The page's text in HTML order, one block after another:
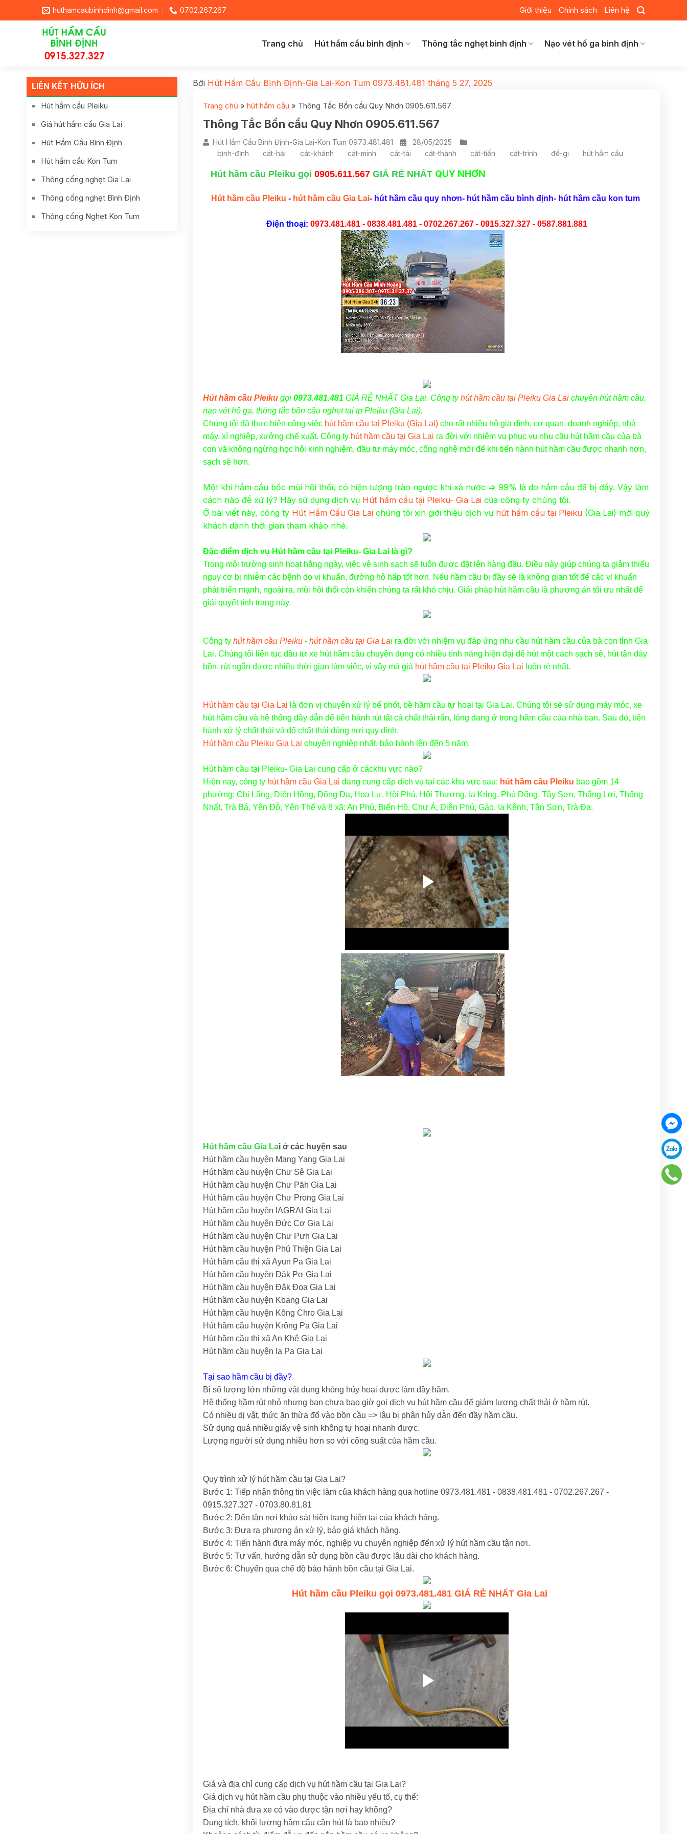
huthamcaubinhdinh@gmail.com 0702.267.267 Giới thiệu Chính sách Liên hệ
Trang chủ Hút hầm cầu bình định Thông tắc nghẹt bình định Nạo vét hố ga bình định
LIÊN KẾT HỮU ÍCH
Hút hầm cầu Pleiku
Giá hút hầm cầu Gia Lai
Hút Hầm Cầu Bình Định
Hút hầm cầu Kon Tum
Thông cống nghẹt Gia Lai
Thông cống nghẹt Bình Định
Thông cống Nghẹt Kon Tum
Bởi Hút Hầm Cầu Bình Định-Gia Lai-Kon Tum 0973.481.481 tháng 5 27, 2025
Trang chủ » hút hầm cầu » Thông Tắc Bồn cầu Quy Nhơn 0905.611.567
Thông Tắc Bồn cầu Quy Nhơn 0905.611.567
Hút Hầm Cầu Bình Định-Gia Lai-Kon Tum 0973.481.481
28/05/2025
bình-định
cát-hải cát-khánh cát-minh cát-tài cát-thành cát-tiến cát-trinh đề-gi hút hầm cầu
Hút hầm cầu Pleiku gọi 0905.611.567 GIÁ RẺ NHẤT QUY NHƠN
Hút hầm cầu Pleiku - hút hầm cầu Gia Lai- hút hầm cầu quy nhơn- hút hầm cầu bình định- hút hầm cầu kon tum
Điện thoại: 0973.481.481 - 0838.481.481 - 0702.267.267 - 0915.327.327 - 0587.881.881
Hút hầm cầu Pleiku gọi 0973.481.481 GIÁ RẺ NHẤT Gia Lai. Công tyhút hầm cầu tại Pleiku Gia Lai chuyên hút hầm cầu,
nạo vét hô ga, thông tắc bồn cầu nghẹt tại tp Pleiku (Gia Lai).
Chúng tôi đã thực hiện công việc hút hầm cầu tại Pleiku (Gia Lai) cho rất nhiều hộ gia đình, cơ quan, doanh nghiệp, nhà
máy, xí nghiệp, xưởng chế xuất. Công ty hút hầm cầu tại Gia Lai ra đời với nhiệm vụ phục vụ nhu cầu hút hầm cầu của bà
con và không ngừng học hỏi kinh nghiệm, đầu tư máy móc, công nghệ mới để khi tiến hành hút hầm cầu được nhanh hơn,
sạch sẽ hơn.
Một khi hầm cầu bốc mùi hôi thối, có hiện tượng trào ngược khi xả nước => 99% là do hầm cầu đã bị đầy. Vậy làm
cách nào để xử lý? Hãy sử dụng dịch vụ Hút hầm cầu tại Pleiku- Gia Lai của công ty chúng tôi.
Ở bài viết này, công ty Hút Hầm Cầu Gia Lai chúng tôi xin giới thiệu dịch vụ hút hầm cầu tại Pleiku (Gia Lai) mời quý
khách dành thời gian tham khảo nhé.
Đặc điểm dịch vụ Hút hầm cầu tại Pleiku- Gia Lai là gì?
Trong môi trường sinh hoạt hằng ngày, việc vệ sinh sạch sẽ luôn được đặt lên hàng đầu. Điều này giúp chúng ta giảm thiểu
nguy cơ bị nhiễm các bệnh do vi khuẩn, đường hô hấp tốt hơn. Nếu hầm cầu bị đầy sẽ là không gian tốt để các vi khuẩn
phát triển mạnh, ngoài ra, mùi hôi thối còn khiến chúng ta rất khó chịu. Giải pháp hút hầm cầu là phương án tối ưu nhất để
giải quyết tình trạng này.
Công ty hút hầm cầu Pleiku - hút hầm cầu tại Gia Lai ra đời với nhiệm vụ đáp ứng nhu cầu hút hầm cầu của bà con tỉnh Gia
Lai. Chúng tôi liên tục đầu tư xe hút hầm cầu chuyên dụng có nhiều tính năng hiện đại để hút một cách sạch sẽ, hút tận đáy
bồn, rút ngắn được nhiều thời gian làm việc, vì vậy mà giá hút hầm cầu tại Pleiku Gia Lai luôn rẻ nhất.
Hút hầm cầu tại Gia Lai là đơn vị chuyên xử lý bể phốt, bề hầm cầu tự hoại tại Gia Lai. Chúng tôi sẽ sử dụng máy móc, xe
hút hầm cầu và hệ thống dây dẫn để tiến hành rút tất cả chất thải rắn, lỏng đang ở trong hầm cầu của nhà bạn. Sau đó, tiến
hành xử lý chất thải và đổ chất thải đúng nơi quy định.
Hút hầm cầu Pleiku Gia Lai chuyên nghiệp nhất, bảo hành lên đến 5 năm.
Hút hầm cầu tại Pleiku- Gia Lai cung cấp ở cáckhu vực nào?
Hiện nay, công ty hút hầm cầu Gia Lai đang cung cấp dịch vụ tại các khu vực sau: hút hầm cầu Pleiku bao gồm 14
phường: Chi Lăng, Diên Hồng, Đống Đa, Hoa Lư, Hội Phú, Hội Thương, Ia Kring, Phù Đổng, Tây Sơn, Thắng Lợi, Thống
Nhất, Trà Bá, Yên Đỗ, Yên Thế và 8 xã: An Phú, Biển Hồ, Chư Á, Diên Phú, Gào, Ia Kênh, Tân Sơn, Trà Đa.
Hút hầm cầu Gia Lai ở các huyện sau
Hút hầm cầu huyện Mang Yang Gia Lai
Hút hầm cầu huyện Chư Sê Gia Lai
Hút hầm cầu huyện Chư Păh Gia Lai
Hút hầm cầu huyện Chư Prong Gia Lai
Hút hầm cầu huyện IAGRAI Gia Lai
Hút hầm cầu huyện Đức Cơ Gia Lai
Hút hầm cầu huyện Chư Pưh Gia Lai
Hút hầm cầu huyện Phú Thiện Gia Lai
Hút hầm cầu thị xã Ayun Pa Gia Lai
Hút hầm cầu huyện Đăk Pơ Gia Lai
Hút hầm cầu huyện Đắk Đoa Gia Lai
Hút hầm cầu huyện Kbang Gia Lai
Hút hầm cầu huyện Kông Chro Gia Lai
Hút hầm cầu huyện Krông Pa Gia Lai
Hút hầm cầu thị xã An Khê Gia Lai
Hút hầm cầu huyện Ia Pa Gia Lai
Tại sao hầm cầu bị đầy?
Bị số lượng lớn những vật dụng không hủy hoại được làm đầy hầm.
Hệ thống hầm rút nhỏ nhưng bạn chưa bao giờ gọi dịch vụ hút hầm cầu để giảm lượng chất thải ở hầm rút.
Có nhiều dị vật, thức ăn thừa đổ vào bồn cầu => lâu bị phân hủy dẫn đến đầy hầm cầu.
Sử dụng quá nhiều giấy vệ sinh không tự hoại nhanh được.
Lượng người sử dụng nhiều hơn so với công suất của hầm cầu.
Quy trình xử lý hút hầm cầu tại Gia Lai?
Bước 1: Tiếp nhận thông tin việc làm của khách hàng qua hotline 0973.481.481 - 0838.481.481 - 0702.267.267 -
0915.327.327 - 0703.80.81.81
Bước 2: Đến tận nơi khảo sát hiện trạng hiện tại của khách hàng.
Bước 3: Đưa ra phương án xử lý, báo giá khách hàng.
Bước 4: Tiến hành đưa máy móc, nghiệp vụ chuyên nghiệp đến xử lý hút hầm cầu tận nơi.
Bước 5: Tư vấn, hướng dẫn sử dụng bồn cầu được lâu dài cho khách hàng.
Bước 6: Chuyển qua chế độ bảo hành bồn cầu tại Gia Lai.
Hút hầm cầu Pleiku gọi0973.481.481 GIÁ RẺ NHẤT Gia Lai
Giá và địa chỉ cung cấp dịch vụ hút hầm cầu tại Gia Lai?
Giá dịch vụ hút hầm cầu phụ thuộc vào nhiều yếu tố, cụ thể:
Địa chỉ nhà đưa xe có vào được tận nơi hay không?
Dung tích, khối lượng hầm cầu cần hút là bao nhiêu?